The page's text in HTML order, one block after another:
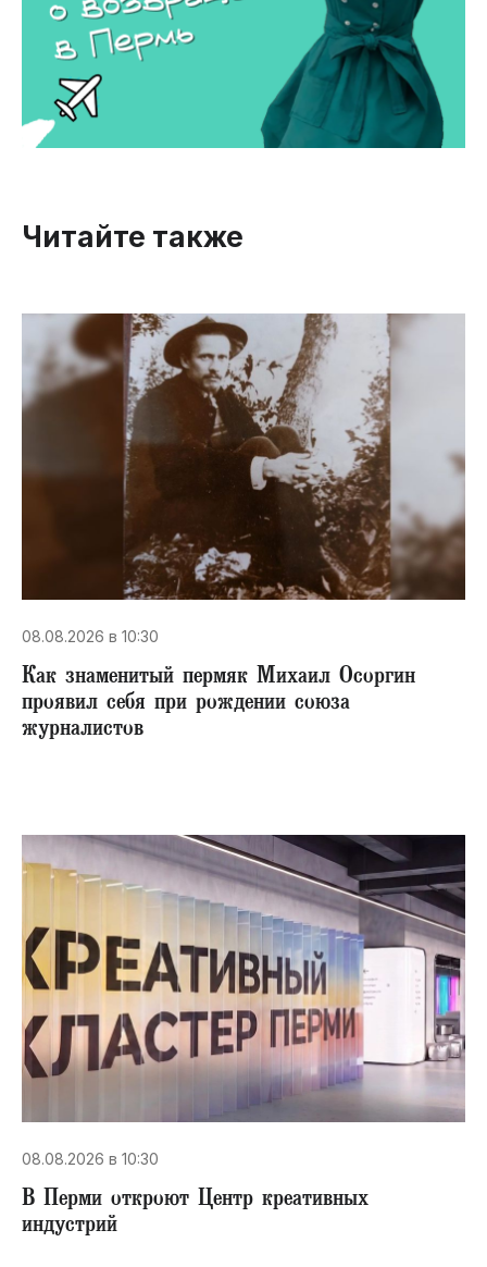
Читайте также
08.08.2026 в 10:30
​Как знаменитый пермяк Михаил Осоргин
проявил себя при рождении союза
журналистов
08.08.2026 в 10:30
В Перми откроют Центр креативных
индустрий